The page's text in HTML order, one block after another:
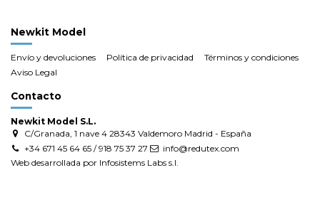
Newkit Model
Envío y devoluciones Política de privacidad
Términos y condiciones
Aviso Legal
Contacto
Newkit Model S.L.
C/Granada, 1 nave 4 28343 Valdemoro Madrid - España
+34 671 45 64 65 / 918 75 37 27
info@redutex.com
Web desarrollada por Infosistems Labs s.l.